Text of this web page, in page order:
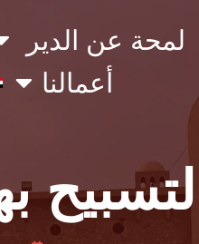
لمحة عن الدير
أعمالنا
التسبيح